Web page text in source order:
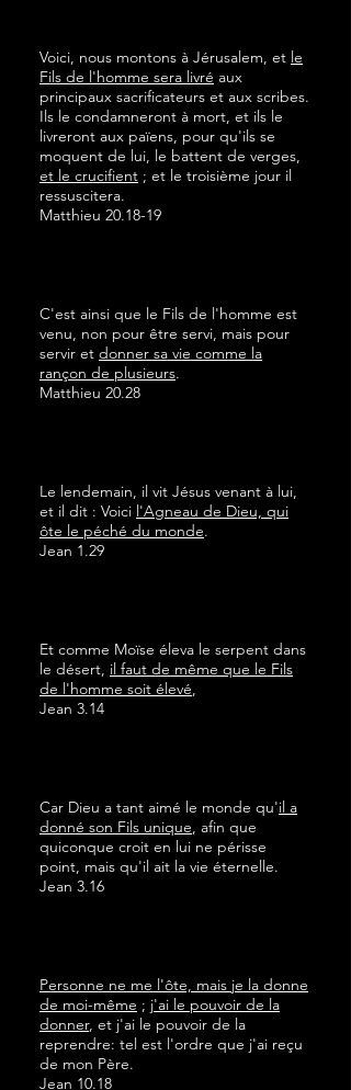
Voici, nous montons à Jérusalem, et le
Fils de l'homme sera livré aux
principaux sacrificateurs et aux scribes.
Ils le condamneront à mort, et ils le
livreront aux païens, pour qu'ils se
moquent de lui, le battent de verges,
et le crucifient ; et le troisième jour il
ressuscitera.
Matthieu 20.18-19
C'est ainsi que le Fils de l'homme est
venu, non pour être servi, mais pour
servir et donner sa vie comme la
rançon de plusieurs.
Matthieu 20.28
Le lendemain, il vit Jésus venant à lui,
et il dit : Voici l'Agneau de Dieu, qui
ôte le péché du monde.
Jean 1.29
Et comme Moïse éleva le serpent dans
le désert, il faut de même que le Fils
de l'homme soit élevé,
Jean 3.14
Car Dieu a tant aimé le monde qu'il a
donné son Fils unique, afin que
quiconque croit en lui ne périsse
point, mais qu'il ait la vie éternelle.
Jean 3.16
Personne ne me l'ôte, mais je la donne
de moi-même ; j'ai le pouvoir de la
donner, et j'ai le pouvoir de la
reprendre: tel est l'ordre que j'ai reçu
de mon Père.
Jean 10.18